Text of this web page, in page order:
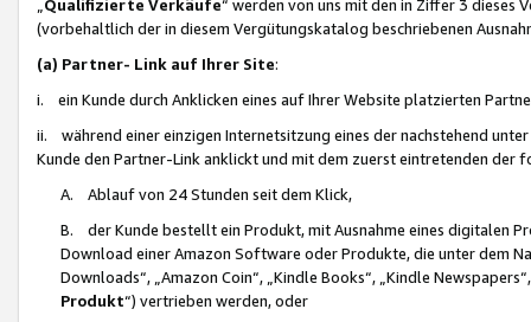
Qualifizierte Verkäufe“ werden von uns mit den in Ziffer 3
(vorbehaltlich der in diesem Vergütungskatalog beschriebenen
(a) Partner- Link auf Ihrer Site:
i. ein Kunde durch Anklicken eines auf Ihrer Website platzierten
ii. während einer einzigen Internetsitzung eines der nachstehend
Kunde den Partner-Link anklickt und mit dem zuerst eintretenden der
A. Ablauf von 24 Stunden seit dem Klick,
B. der Kunde bestellt ein Produkt, mit Ausnahme eines digitalen
Download einer Amazon Software oder Produkte, die unter dem
Downloads“, „Amazon Coin“, „Kindle Books“, „Kindle
Produkt“) vertrieben werden, oder